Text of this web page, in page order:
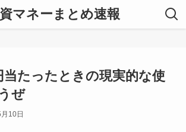
マネーまとめ速報
当たったときの現実的な使
ぜ
10日